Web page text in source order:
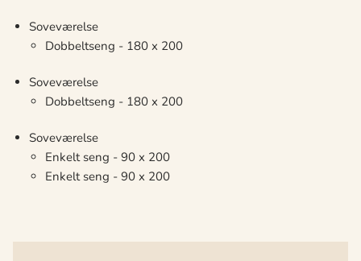
Soveværelse
Dobbeltseng - 180 x 200
Soveværelse
Dobbeltseng - 180 x 200
Soveværelse
Enkelt seng - 90 x 200
Enkelt seng - 90 x 200